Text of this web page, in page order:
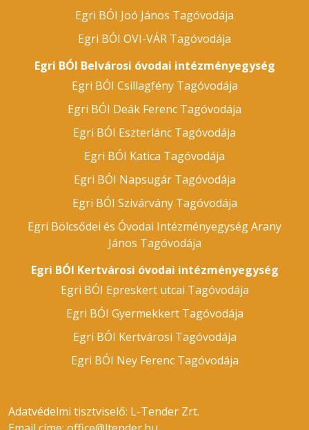
Egri BÓI Joó János Tagóvodája
Egri BÓI OVI-VÁR Tagóvodája
Egri BÓI Belvárosi óvodai intézményegység
Egri BÓI Csillagfény Tagóvodája
Egri BÓI Deák Ferenc Tagóvodája
Egri BÓI Eszterlánc Tagóvodája
Egri BÓI Katica Tagóvodája
Egri BÓI Napsugár Tagóvodája
Egri BÓI Szivárvány Tagóvodája
Egri Bölcsődei és Óvodai Intézményegység Arany
János Tagóvodája
Egri BÓI Kertvárosi óvodai intézményegység
Egri BÓI Epreskert utcai Tagóvodája
Egri BÓI Gyermekkert Tagóvodája
Egri BÓI Kertvárosi Tagóvodája
Egri BÓI Ney Ferenc Tagóvodája
Adatvédelmi tisztviselő: L-Tender Zrt.